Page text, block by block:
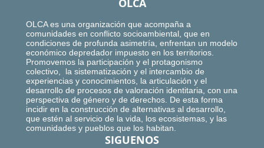
OLCA
OLCA es una organización que acompaña a
comunidades en conflicto socioambiental, que en
condiciones de profunda asimetría, enfrentan un modelo
económico depredador impuesto en los territorios.
Promovemos la participación y el protagonismo
colectivo, la sistematización y el intercambio de
experiencias y conocimientos, la articulación y el
desarrollo de procesos de valoración identitaria, con una
perspectiva de género y de derechos. De esta forma
incidir en la construcción de alternativas al desarrollo,
que estén al servicio de la vida, los ecosistemas, y las
comunidades y pueblos que los habitan.
SIGUENOS